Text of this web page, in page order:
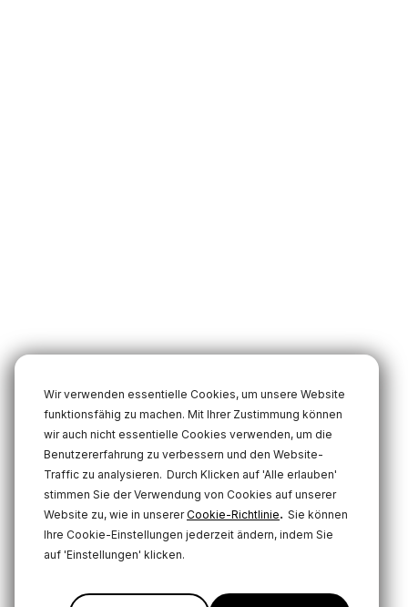
Wir verwenden essentielle Cookies, um unsere Website
funktionsfähig zu machen. Mit Ihrer Zustimmung können
wir auch nicht essentielle Cookies verwenden, um die
Benutzererfahrung zu verbessern und den Website-
Traffic zu analysieren. Durch Klicken auf 'Alle erlauben'
stimmen Sie der Verwendung von Cookies auf unserer
Website zu, wie in unsererCookie-Richtlinie. Sie können
Ihre Cookie-Einstellungen jederzeit ändern, indem Sie
auf 'Einstellungen' klicken.